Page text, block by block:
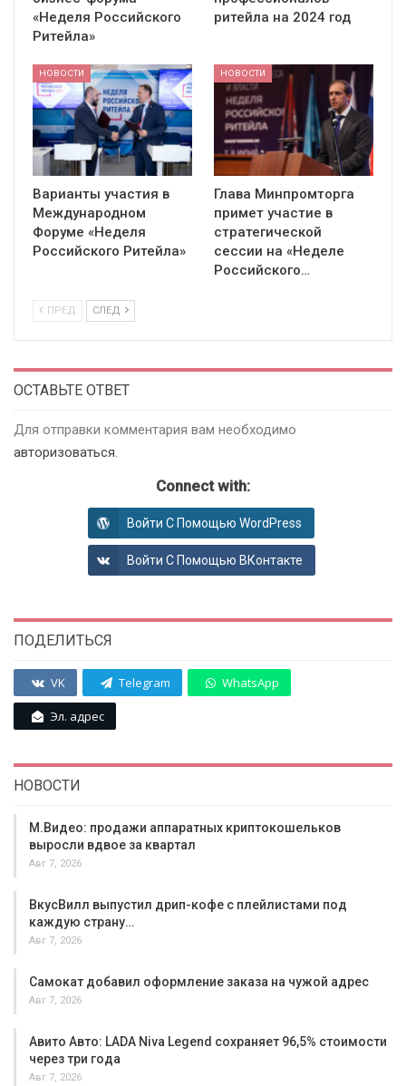
«Неделя Российского
Ритейла»
ритейла на 2024 год
НОВОСТИ
Варианты участия в
Международном
Форуме «Неделя
Российского Ритейла»
НОВОСТИ
Глава Минпромторга
примет участие в
стратегической
сессии на «Неделе
Российского…
ПРЕД СЛЕД
ОСТАВЬТЕ ОТВЕТ
Для отправки комментария вам необходимо
авторизоваться.
Connect with:
Войти С Помощью WordPress
Войти С Помощью ВКонтакте
ПОДЕЛИТЬСЯ
VK Telegram WhatsApp
Эл. адрес
НОВОСТИ
М.Видео: продажи аппаратных криптокошельков
выросли вдвое за квартал
Авг 7, 2026
ВкусВилл выпустил дрип-кофе с плейлистами под
каждую страну…
Авг 7, 2026
Самокат добавил оформление заказа на чужой адрес
Авг 7, 2026
Авито Авто: LADA Niva Legend сохраняет 96,5% стоимости
через три года
Авг 7, 2026